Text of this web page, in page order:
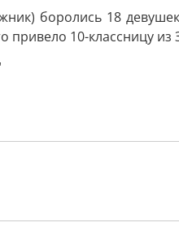
боролись 18
привело 10-классницу